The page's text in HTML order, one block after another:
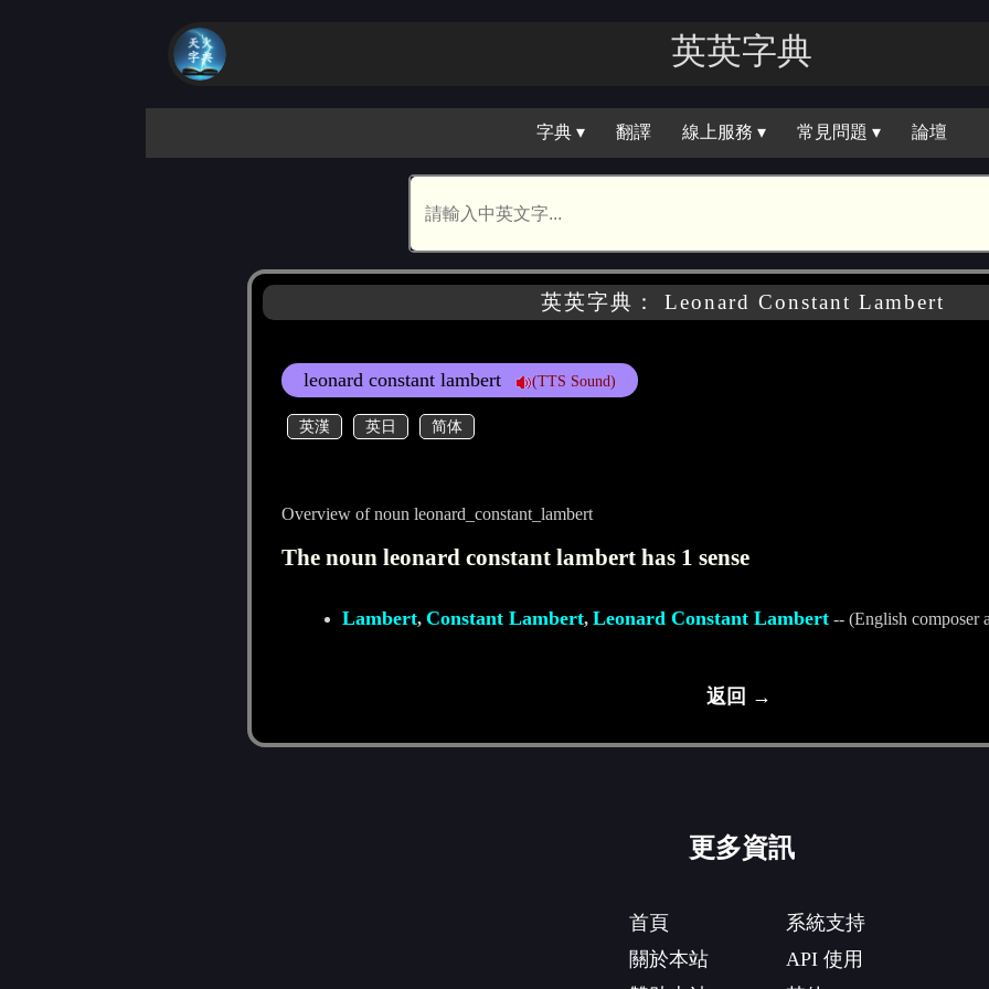
英英字典
字典 ▾ 翻譯 線上服務 ▾ 常見問題 ▾ 論壇
英英字典： Leonard Constant Lambert
leonard constant lambert (TTS Sound)
英漢 英日 简体
Overview of noun leonard_constant_lambert
The noun leonard constant lambert has 1 sense
Lambert, Constant Lambert, Leonard Constant Lambert -- (English composer
返回 →
更多資訊
首頁
關於本站
系統支持
API 使用